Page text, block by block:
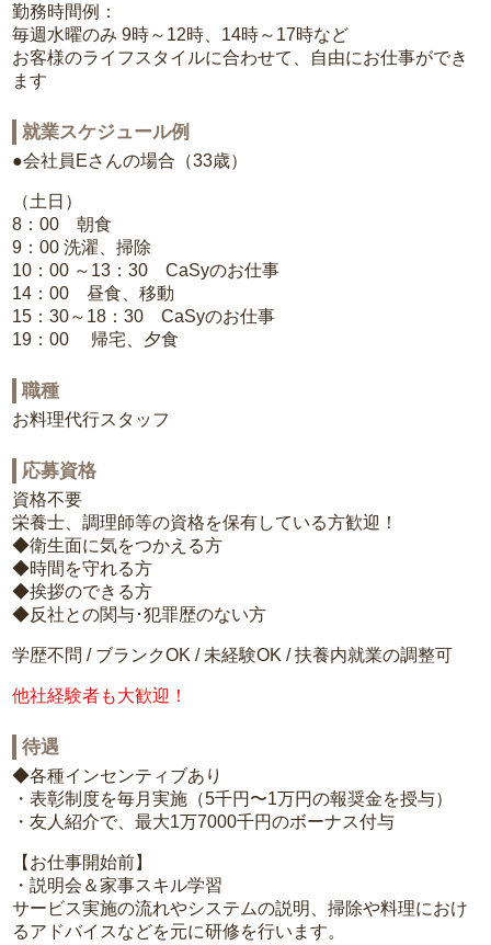
勤務時間例：
毎週水曜のみ 9時～12時、14時～17時など
お客様のライフスタイルに合わせて、自由にお仕事ができ
ます
就業スケジュール例
●会社員Eさんの場合（33歳）
（土日）
8：00 朝食
9：00 洗濯、掃除
10：00 ～13：30 CaSyのお仕事
14：00 昼食、移動
15：30～18：30 CaSyのお仕事
19：00 帰宅、夕食
職種
お料理代行スタッフ
応募資格
資格不要
栄養士、調理師等の資格を保有している方歓迎！
◆衛生面に気をつかえる方
◆時間を守れる方
◆挨拶のできる方
◆反社との関与･犯罪歴のない方
学歴不問 / ブランクOK / 未経験OK / 扶養内就業の調整可
他社経験者も大歓迎！
待遇
◆各種インセンティブあり
・表彰制度を毎月実施（5千円〜1万円の報奨金を授与）
・友人紹介で、最大1万7000千円のボーナス付与
【お仕事開始前】
・説明会＆家事スキル学習
サービス実施の流れやシステムの説明、掃除や料理におけ
るアドバイスなどを元に研修を行います。